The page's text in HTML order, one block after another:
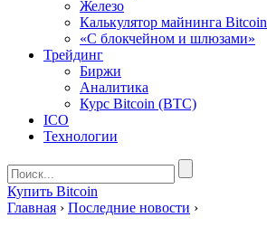
Железо
Калькулятор майнинга Bitcoin
«С блокчейном и шлюзами»
Трейдинг
Биржи
Аналитика
Курс Bitcoin (BTC)
ICO
Технологии
Купить Bitcoin
Главная › Последние новости ›